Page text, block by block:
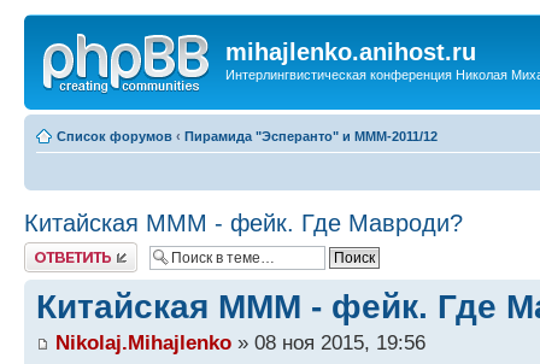
mihajlenko.anihost.ru
Интерлингвистическая конференция Николая
Список форумов ‹ Пирамида "Эсперанто" и MMM-2011/12
Китайская МММ - фейк. Где Мавроди?
Ответить
Китайская МММ - фейк. Где
Nikolaj.Mihajlenko » 08 ноя 2015, 19:56